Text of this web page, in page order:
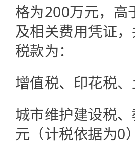
格为200万元，高
及相关费用凭证
税款为：
增值税、 印花税、
城市维护建设税、
元（计税依据为0